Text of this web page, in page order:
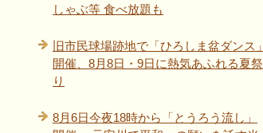
しゃぶ等 食べ放題も
旧市民球場跡地で「ひろしま盆ダンス」
開催、8月8日・9日に熱気あふれる夏祭
り
8月6日今夜18時から「とうろう流し」